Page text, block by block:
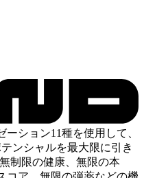
ション11種を使用して、
ンシャルを最大限に引き
制限の健康、無限の本